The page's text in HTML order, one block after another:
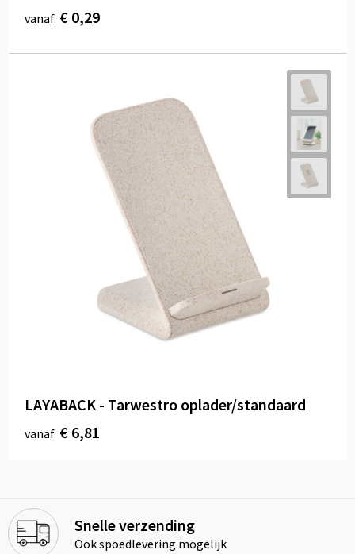
vanaf € 0,29
LAYABACK - Tarwestro oplader/standaard
vanaf € 6,81
Snelle verzending
Ook spoedlevering mogelijk